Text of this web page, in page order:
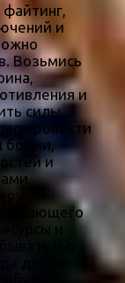
и
Возьмись
и
силы
провести
боями,
и
и
и о
должно